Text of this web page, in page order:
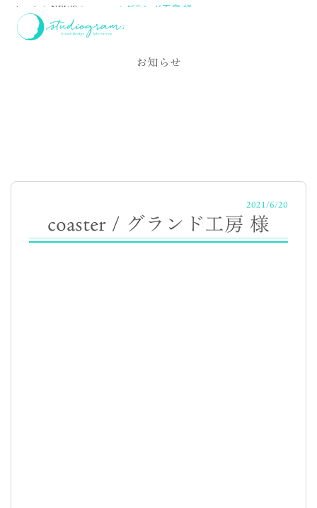
ホーム NEWS coaster / グランド工房 様
NEWS
お知らせ
2021/6/20
coaster / グランド工房 様